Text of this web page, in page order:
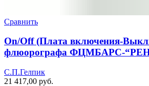
Сравнить
On/Off (Плата включения-
флюорографа ФЦМБАРС-
С.П.Гелпик
21 417,00 руб.